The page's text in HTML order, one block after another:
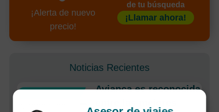
¡Alerta de nuevo
precio!
de tu búsqueda
¡Llamar ahora!
Noticias Recientes
Avianca es reconocida